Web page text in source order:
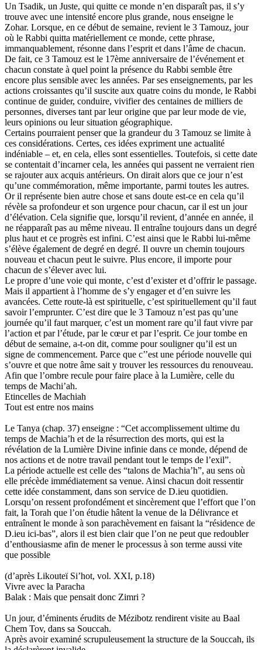
Un Tsadik, un Juste, qui quitte ce monde n’en disparaît pas, il s’y
trouve avec une intensité encore plus grande, nous enseigne le
Zohar. Lorsque, en ce début de semaine, revient le 3 Tamouz, jour
où le Rabbi quitta matériellement ce monde, cette phrase,
immanquablement, résonne dans l’esprit et dans l’âme de chacun.
De fait, ce 3 Tamouz est le 17ème anniversaire de l’événement et
chacun constate à quel point la présence du Rabbi semble être
encore plus sensible avec les années. Par ses enseignements, par les
actions croissantes qu’il suscite aux quatre coins du monde, le Rabbi
continue de guider, conduire, vivifier des centaines de milliers de
personnes, diverses tant par leur origine que par leur mode de vie,
leurs opinions ou leur situation géographique.
Certains pourraient penser que la grandeur du 3 Tamouz se limite à
ces considérations. Certes, ces idées expriment une actualité
indéniable – et, en cela, elles sont essentielles. Toutefois, si cette date
se contentait d’incarner cela, les années qui passent ne verraient rien
se rajouter aux acquis antérieurs. On dirait alors que ce jour n’est
qu’une commémoration, même importante, parmi toutes les autres.
Or il représente bien autre chose et sans doute est-ce en cela qu’il
révèle sa profondeur et son urgence pour chacun, car il est un jour
d’élévation. Cela signifie que, lorsqu’il revient, d’année en année, il
ne réapparaît pas au même niveau. Il entraîne toujours dans un degré
plus haut et ce progrès est infini. C’est ainsi que le Rabbi lui-même
s’élève également de degré en degré. Il ouvre un chemin toujours
nouveau et chacun peut le suivre. Plus encore, il importe pour
chacun de s’élever avec lui.
Le propre d’une voie qui monte, c’est d’exister et d’offrir le passage.
Mais il appartient à l’homme de s’y engager et d’en suivre les
avancées. Cette route-là est spirituelle, c’est spirituellement qu’il faut
savoir l’emprunter. C’est dire que le 3 Tamouz n’est pas qu’une
journée qu’il faut marquer, c’est un moment rare qu’il faut vivre par
l’action et par l’étude, par le cœur et par l’esprit. Ce jour tombe en
début de semaine, a-t-on dit, comme pour souligner qu’il est un
signe de commencement. Parce que c’’est une période nouvelle qui
s’ouvre et que notre âme sait y trouver les ressources du renouveau.
Afin que l’ombre recule pour faire place à la Lumière, celle du
temps de Machi’ah.
Etincelles de Machiah
Tout est entre nos mains
Le Tanya (chap. 37) enseigne : “Cet accomplissement ultime du
temps de Machia’h et de la résurrection des morts, qui est la
révélation de la Lumière Divine infinie dans ce monde, dépend de
nos actions et de notre travail pendant tout le temps de l’exil”.
La période actuelle est celle des “talons de Machia’h”, au sens où
elle précède immédiatement sa venue. Ainsi chacun doit ressentir
cette idée constamment, dans son service de D.ieu quotidien.
Lorsqu’on ressent profondément et sincèrement que l’effort que l’on
fait, la Torah que l’on étudie hâtent la venue de la Délivrance et
entraînent le monde à son parachèvement en faisant la “résidence de
D.ieu ici-bas”, alors il est bien clair que l’on ne peut que redoubler
d’enthousiasme afin de mener le processus à son terme aussi vite
que possible
(d’après Likouteï Si’hot, vol. XXI, p.18)
Vivre avec la Paracha
Balak : Mais que pensait donc Zimri ?
Un jour, d’éminents érudits de Mézibotz rendirent visite au Baal
Chem Tov, dans sa Souccah.
Après avoir examiné scrupuleusement la structure de la Souccah, ils